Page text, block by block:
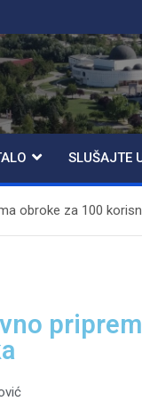
SLUŠAJTE
obroke za 100